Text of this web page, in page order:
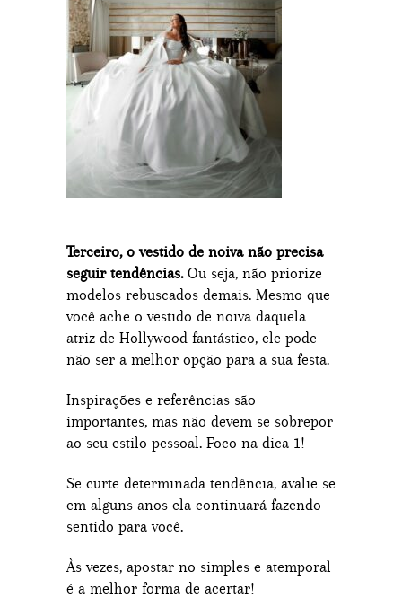
Terceiro, o vestido de noiva não precisa
seguir tendências.Ou seja, não priorize
modelos rebuscados demais. Mesmo que
você ache o vestido de noiva daquela
atriz de Hollywood fantástico, ele pode
não ser a melhor opção para a sua festa.
Inspirações e referências são
importantes, mas não devem se sobrepor
ao seu estilo pessoal. Foco na dica 1!
Se curte determinada tendência, avalie se
em alguns anos ela continuará fazendo
sentido para você.
Às vezes, apostar no simples e atemporal
é a melhor forma de acertar!